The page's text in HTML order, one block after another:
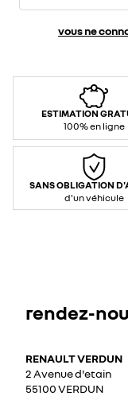
vous ne
ESTIMATION
100% en ligne
SANS OBLIGATION
d'un véhicule
rendez-
RENAULT VERDUN
2 Avenue d'etain
55100 VERDUN